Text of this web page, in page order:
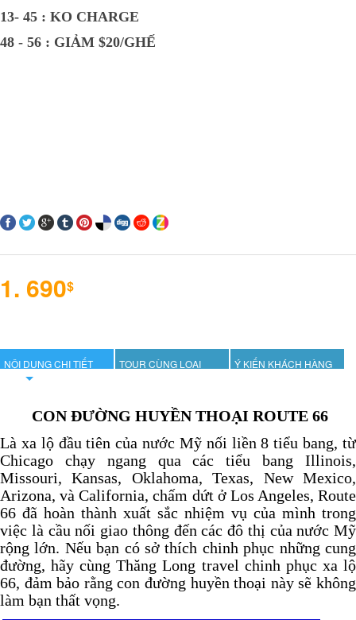
13- 45 : KO CHARGE
48 - 56 : GIẢM $20/GHẾ
1. 690$
NỘI DUNG CHI TIẾT TOUR CÙNG LOẠI Ý KIẾN KHÁCH HÀNG
CON ĐƯỜNG HUYỀN THOẠI ROUTE 66
Là xa lộ đầu tiên của nước Mỹ nối liền 8 tiểu bang, từ
Chicago chạy ngang qua các tiểu bang Illinois,
Missouri, Kansas, Oklahoma, Texas, New Mexico,
Arizona, và California, chấm dứt ở Los Angeles, Route
66 đã hoàn thành xuất sắc nhiệm vụ của mình trong
việc là cầu nối giao thông đến các đô thị của nước Mỹ
rộng lớn. Nếu bạn có sở thích chinh phục những cung
đường, hãy cùng Thăng Long travel chinh phục xa lộ
66, đảm bảo rằng con đường huyền thoại này sẽ không
làm bạn thất vọng.